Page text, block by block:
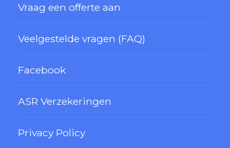
Vraag een offerte aan
Veelgestelde vragen (FAQ)
Facebook
ASR Verzekeringen
Privacy Policy